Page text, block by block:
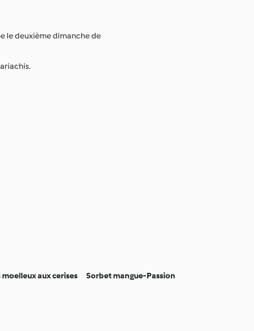
le deuxième dimanche de
aux cerises Sorbet mangue-Passion